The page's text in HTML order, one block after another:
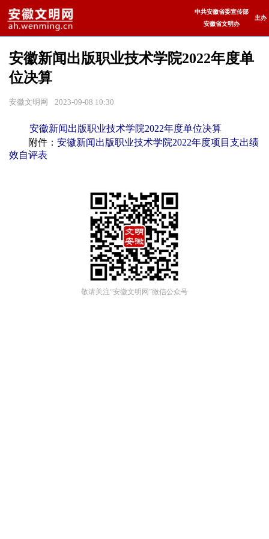
中共安徽省委宣传部
安徽省文明办
主办
安徽新闻出版职业技术学院2022年度单
位决算
安徽文明网 2023-09-08 10:30
安徽新闻出版职业技术学院2022年度单位决算
附件： 安徽新闻出版职业技术学院2022年度项目支出绩
效自评表
敬请关注“安徽文明网”微信公众号